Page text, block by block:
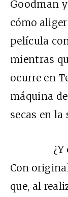
Goodman
cómo
película
mientras
ocurre en
máquina
secas en la
¿Y
Con
que, al